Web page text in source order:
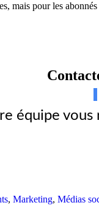
mais pour les
équipe vous
, Marketing, Médias